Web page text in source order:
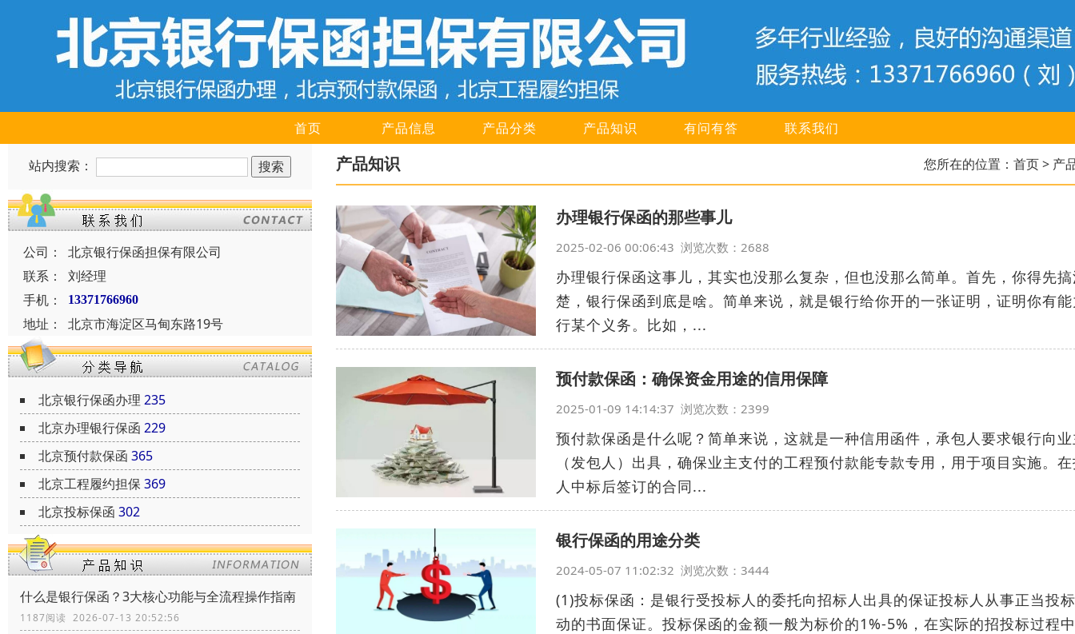
首页 产品信息 产品分类 产品知识 有问有答 联系我们
站内搜索：
公司：
北京银行保函担保有限公司
联系：
刘经理
手机：
13371766960
地址： 北京市海淀区马甸东路19号
北京银行保函办理 235
北京办理银行保函 229
北京预付款保函 365
北京工程履约担保 369
北京投标保函 302
什么是银行保函？3大核心功能与全流程操作指南
1187阅读 2026-07-13 20:52:56
产品知识 您所在的位置： 首页> 产
办理银行保函的那些事儿
2025-02-06 00:06:43 浏览次数：2688
办理银行保函这事儿，其实也没那么复杂，但也没那么简单。首先，你得先
楚，银行保函到底是啥。简单来说，就是银行给你开的一张证明，证明你有
行某个义务。比如，...
预付款保函：确保资金用途的信用保障
2025-01-09 14:14:37 浏览次数：2399
预付款保函是什么呢？简单来说，这就是一种信用函件，承包人要求银行向
（发包人）出具，确保业主支付的工程预付款能专款专用，用于项目实施。
人中标后签订的合同...
银行保函的用途分类
2024-05-07 11:02:32 浏览次数：3444
(1)投标保函：是银行受投标人的委托向招标人出具的保证投标人从事正当投
动的书面保证。投标保函的金额一般为标价的1%-5%，在实际的招投标过程